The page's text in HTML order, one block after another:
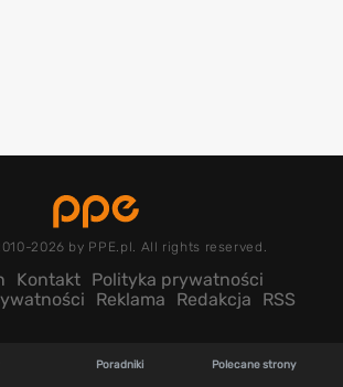
2026 by PPE.pl. All rights reserved.
Kontakt Polityka prywatności
Reklama Redakcja RSS
Poradniki Polecane strony